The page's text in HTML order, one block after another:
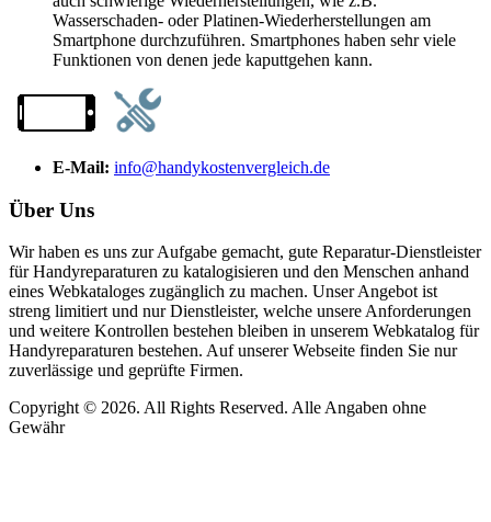
Wasserschaden- oder Platinen-Wiederherstellungen am
Smartphone durchzuführen. Smartphones haben sehr viele
Funktionen von denen jede kaputtgehen kann.
E-Mail: info@handykostenvergleich.de
Über Uns
Wir haben es uns zur Aufgabe gemacht, gute Reparatur-Dienstleister
für Handyreparaturen zu katalogisieren und den Menschen anhand
eines Webkataloges zugänglich zu machen. Unser Angebot ist
streng limitiert und nur Dienstleister, welche unsere Anforderungen
und weitere Kontrollen bestehen bleiben in unserem Webkatalog für
Handyreparaturen bestehen. Auf unserer Webseite finden Sie nur
zuverlässige und geprüfte Firmen.
Copyright © 2026. All Rights Reserved. Alle Angaben ohne
Gewähr